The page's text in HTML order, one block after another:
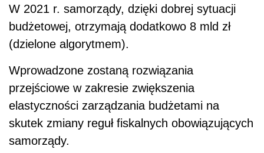
W 2021 r. samorządy, dzięki dobrej sytuacji
budżetowej, otrzymają dodatkowo 8 mld zł
(dzielone algorytmem).
Wprowadzone zostaną rozwiązania
przejściowe w zakresie zwiększenia
elastyczności zarządzania budżetami na
skutek zmiany reguł fiskalnych obowiązujących
samorządy.